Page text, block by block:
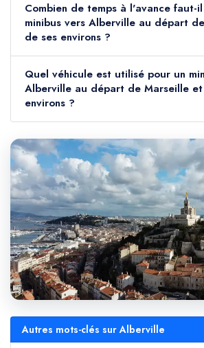
Combien de temps à l'avance faut-
minibus vers Alberville au départ
de ses environs ?
Quel véhicule est utilisé pour un
Alberville au départ de Marseille
environs ?
Autres mots-clés sur Alberville